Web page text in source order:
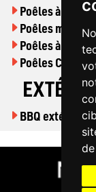
Poêles à
Poêles mixtes
Poêles à gaz
Poêles
BBQ extérieur